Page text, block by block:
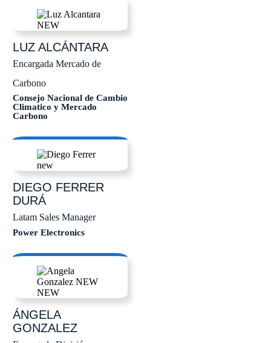
LUZALCÁNTARA
Encargada Mercado de
Carbono
Consejo Nacional de Cambio
Climatico y Mercado
Carbono
DIEGO FERRER
DURÁ
Latam Sales Manager
Power Electronics
ÁNGELA
GONZALEZ